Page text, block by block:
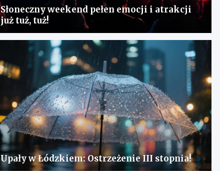
Słoneczny weekend pełen emocji i atrakcji
już tuż, tuż!
Upały w Łódzkiem: Ostrzeżenie III stopnia!